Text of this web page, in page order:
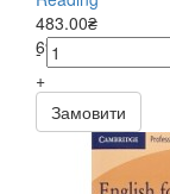
483.00₴
690.00₴
-
+
Замовити